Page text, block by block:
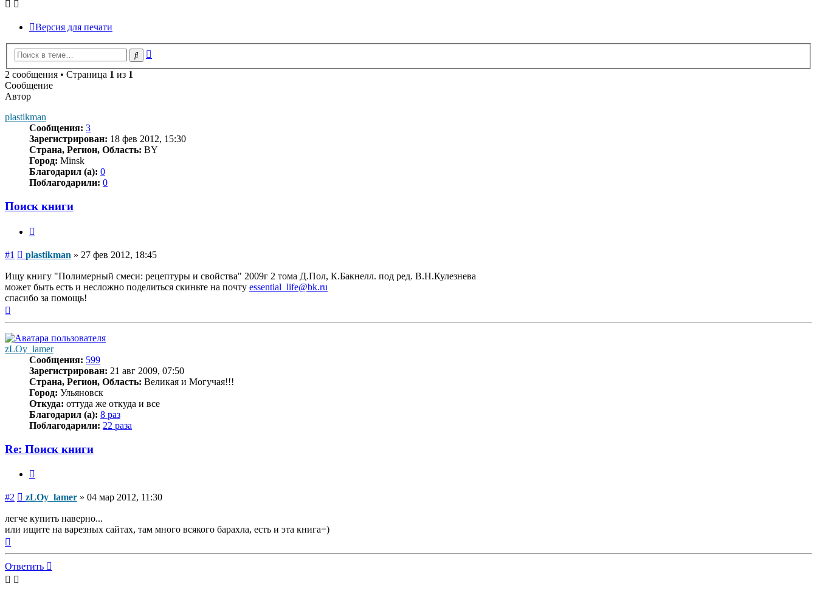
Версия для печати
Поиск
2 сообщения • Страница 1 из 1
Сообщение
Автор
plastikman
Сообщения: 3
Зарегистрирован: 18 фев 2012, 15:30
Страна, Регион, Область: BY
Город: Minsk
Благодарил (а): 0
Поблагодарили: 0
Поиск книги
#1 Сообщение
plastikman » 27 фев 2012, 18:45
Ищу книгу "Полимерный смеси: рецептуры и свойства" 2009г 2 тома Д.Пол, К.Бакнелл. под ред. В.Н.Кулезнева
может быть есть и несложно поделиться скиньте на почту essential_life@bk.ru
спасибо за помощь!
zLOy_lamer
Сообщения: 599
Зарегистрирован: 21 авг 2009, 07:50
Страна, Регион, Область: Великая и Могучая!!!
Город: Ульяновск
Откуда: оттуда же откуда и все
Благодарил (а): 8 раз
Поблагодарили: 22 раза
Re: Поиск книги
#2 Сообщение
zLOy_lamer » 04 мар 2012, 11:30
легче купить наверно...
или ищите на варезных сайтах, там много всякого барахла, есть и эта книга=)
началу
Ответить